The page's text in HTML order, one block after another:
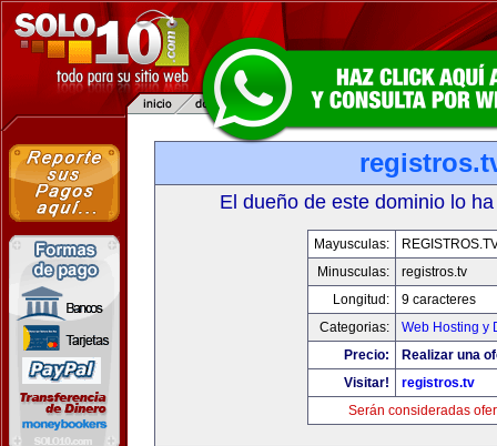
El dueño de este dominio lo
Mayusculas:
Minusculas:
registros.tv
Longitud:
9 caracteres
Categorias:
Web Hosting y
Precio:
Realizar una
Visitar!
registros.tv
Serán consideradas